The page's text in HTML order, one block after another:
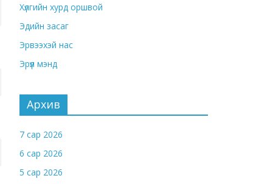
Хүлгийн хурд оршвой
Эдийн засаг
Эрвээхэй нас
Эрүүл мэнд
Архив
7 сар 2026
6 сар 2026
5 сар 2026